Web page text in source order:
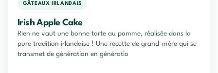
GÂTEAUX IRLANDAIS
Irish Apple Cake
Rien ne vaut une bonne tarte au pomme, réalisée dans la
pure tradition irlandaise ! Une recette de grand-mère qui se
transmet de génération en génératio